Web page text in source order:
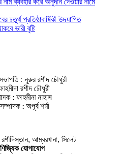
নাম ব্যবহার করে অনুদান দেওয়ার নামে
চতুর্থ প্রতিষ্ঠাবার্ষিকী উদযাপিত
ভারী বৃষ্টি
: নূরুর রশীদ চৌধুরী
রশীদ চৌধুরী
: ফাহমীনা নাহাস
: অপূর্ব শর্মা
আম্বরখানা, সিলেট
যোগাযােগ